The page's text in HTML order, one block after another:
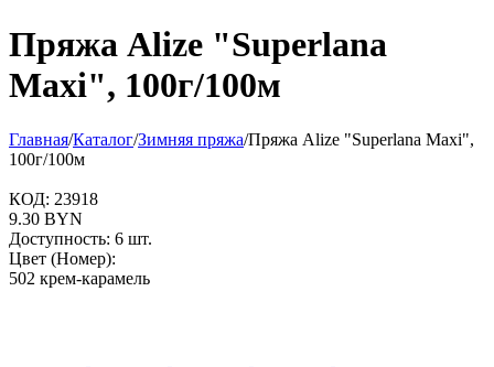
Пряжа Alize "Superlana
Maxi", 100г/100м
Главная/Каталог/Зимняя пряжа/Пряжа Alize "Superlana Maxi",
100г/100м
КОД: 23918
9.30 BYN
Доступность: 6 шт.
Цвет (Номер):
502 крем-карамель